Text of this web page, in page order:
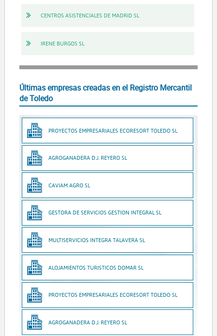
CENTROS ASISTENCIALES DE MADRID SL
IRENE BURGOS SL
Últimas empresas creadas en el Registro Mercantil
de Toledo
PROYECTOS EMPRESARIALES ECORESORT TOLEDO SL
AGROGANADERA D.J. REYERO SL
CAVIAM AGRO SL
GESTORA DE SERVICIOS GESTION INTEGRAL SL
MULTISERVICIOS INTEGRA TALAVERA SL
ALOJAMIENTOS TURISTICOS DOMAR SL
PROYECTOS EMPRESARIALES ECORESORT TOLEDO SL
AGROGANADERA D.J. REYERO SL